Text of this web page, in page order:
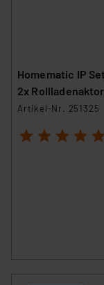
Homematic IP
2x
Artikel-Nr. 251325
1 2 3 4 5